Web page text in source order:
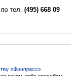
тел. (495) 668 09
«Финпресс»